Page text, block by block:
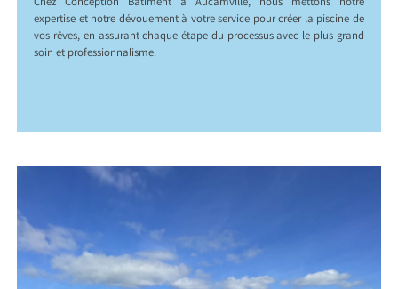
expertise et notre dévouement à votre service pour créer la piscine de
vos rêves, en assurant chaque étape du processus avec le plus grand
soin et professionnalisme.